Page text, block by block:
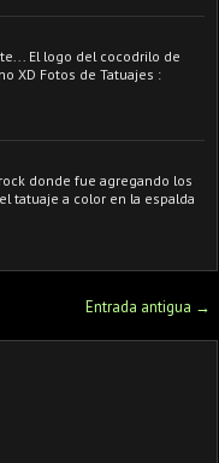
El logo del cocodrilo de
XD Fotos de Tatuajes :
donde fue agregando los
tatuaje a color en la espalda
Entrada antigua →